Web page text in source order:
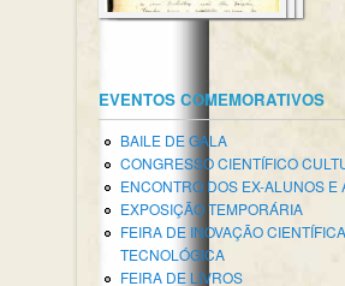
EVENTOS COMEMORATIVOS
BAILE DE GALA
CONGRESSO CIENTÍFICO
ENCONTRO DOS EX-ALUNOS E
EXPOSIÇÃO TEMPORÁRIA
FEIRA DE INOVAÇÃO
TECNOLÓGICA
FEIRA DE LIVROS